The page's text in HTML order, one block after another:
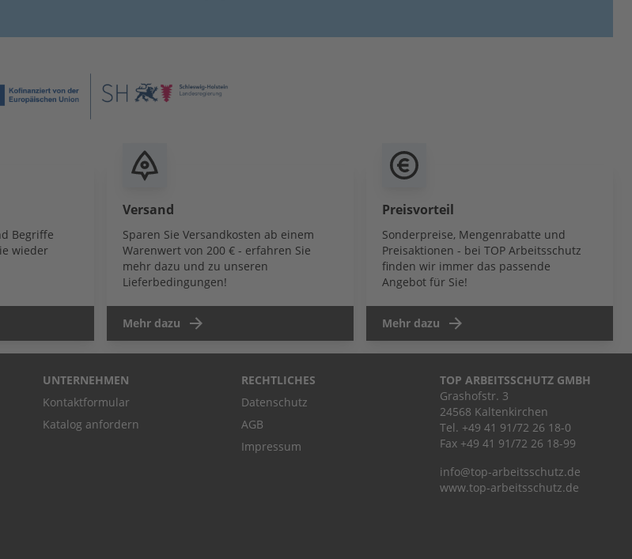
Begriffe
wieder
Versand
Sparen Sie Versandkosten ab einem
Warenwert von 200 € - erfahren Sie
mehr dazu und zu unseren
Lieferbedingungen!
Mehr dazu
Preisvorteil
Sonderpreise, Mengenrabatte und
Preisaktionen - bei TOP Arbeitsschutz
finden wir immer das passende
Angebot für Sie!
Mehr dazu
UNTERNEHMEN
Kontaktformular
Katalog anfordern
RECHTLICHES
Datenschutz
AGB
Impressum
TOP ARBEITSSCHUTZ GMBH
Grashofstr. 3
24568 Kaltenkirchen
Tel. +49 41 91/72 26 18-0
Fax +49 41 91/72 26 18-99
info@top-arbeitsschutz.de
www.top-arbeitsschutz.de